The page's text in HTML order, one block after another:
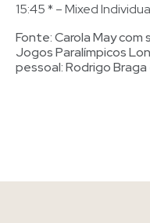
15:45 * – Mixed
Fonte: Carola May
Jogos Paralímpicos
pessoal: Rodrigo